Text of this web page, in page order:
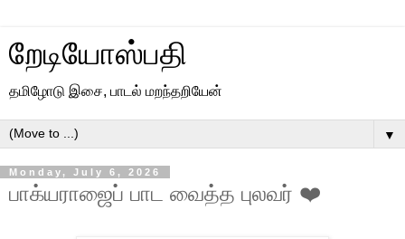
றேடியோஸ்பதி
தமிழோடு இசை, பாடல் மறந்தறியேன்
▼
Monday, July 6, 2026
பாக்யராஜைப் பாட வைத்த புலவர் ❤️